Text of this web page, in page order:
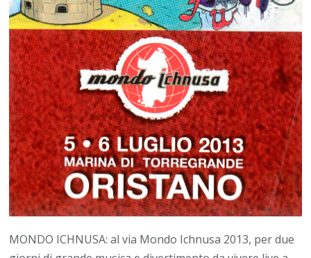
MONDO ICHNUSA: al via Mondo Ichnusa 2013, per due